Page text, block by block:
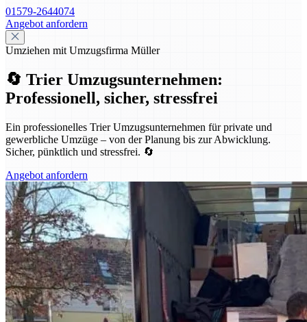
01579-2644074
Angebot anfordern
Umziehen mit Umzugsfirma Müller
🔄 Trier Umzugsunternehmen:
Professionell, sicher, stressfrei
Ein professionelles Trier Umzugsunternehmen für private und
gewerbliche Umzüge – von der Planung bis zur Abwicklung.
Sicher, pünktlich und stressfrei. 🔄
Angebot anfordern